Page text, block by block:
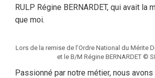
RULP Régine BERNARDET, qui avait la
que moi.
Lors de la remise de l’Ordre National du Mérite
et le B/M Régine BERNARDET ©
Passionné par notre métier, nous